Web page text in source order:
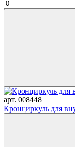
арт. 008448
Кронциркуль для